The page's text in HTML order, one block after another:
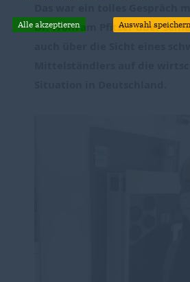
Dr. Wolfram Pfitzer über
Alle akzeptieren Auswahl speichern